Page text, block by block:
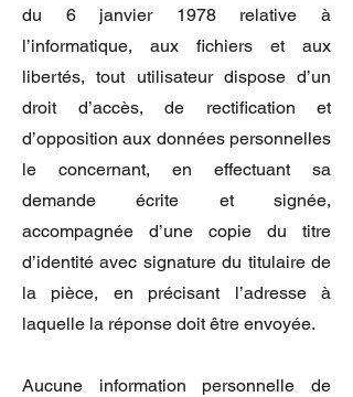
du 6 janvier 1978 relative à
l’informatique, aux fichiers et aux
libertés, tout utilisateur dispose d’un
droit d’accès, de rectification et
d’opposition aux données personnelles
le concernant, en effectuant sa
demande écrite et signée,
accompagnée d’une copie du titre
d’identité avec signature du titulaire de
la pièce, en précisant l’adresse à
laquelle la réponse doit être envoyée.
Aucune information personnelle de